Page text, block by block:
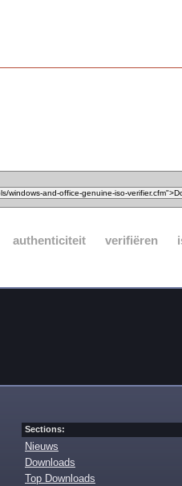
authenticiteit verifiëren
Sections:
Nieuws
Downloads
Top Downloads